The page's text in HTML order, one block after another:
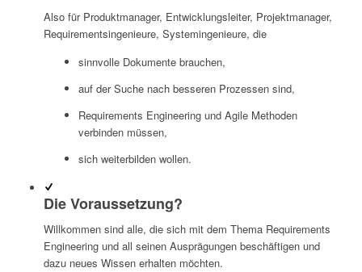
Also für Produktmanager, Entwicklungsleiter, Projektmanager,
Requirementsingenieure, Systemingenieure, die
sinnvolle Dokumente brauchen,
auf der Suche nach besseren Prozessen sind,
Requirements Engineering und Agile Methoden
verbinden müssen,
sich weiterbilden wollen.
Die Voraussetzung?
Willkommen sind alle, die sich mit dem Thema Requirements
Engineering und all seinen Ausprägungen beschäftigen und
dazu neues Wissen erhalten möchten.